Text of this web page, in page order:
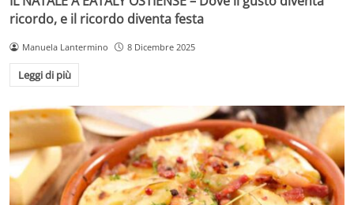
ricordo, e il ricordo diventa festa
Manuela Lantermino 8 Dicembre 2025
Leggi di più